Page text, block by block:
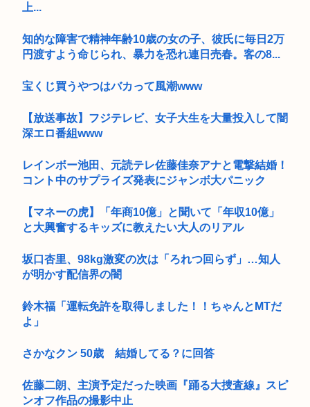
上...
知的な障害で精神年齢10歳の女の子、彼氏に毎日2万
円渡すよう命じられ、暴力を恐れ連日売春。客の8...
宝くじ買うやつはバカって風潮www
【放送事故】フジテレビ、女子大生を大量投入して闇
深エロ番組www
レインボー池田、元読テレ佐藤佳奈アナと電撃結婚！
コント中のサプライズ発表にジャンボ大パニック
【マネーの虎】「年商10億」と聞いて「年収10億」
と大興奮するキッズに教えたい大人のリアル
坂口杏里、98kg激変の次は「ろれつ回らず」…知人
が明かす配信界の闇
鈴木福「運転免許を取得しました！！ちゃんとMTだ
よ」
さかなクン 50歳 結婚してる？に回答
佐藤二朗、主演予定だった映画『踊る大捜査線』スピ
ンオフ作品の撮影中止